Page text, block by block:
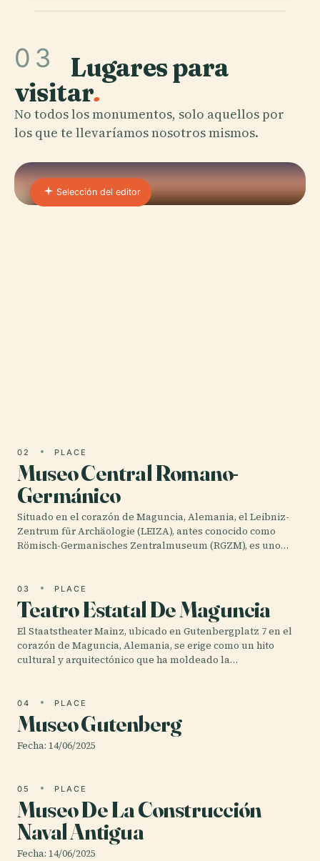
03 Lugares para
visitar.
No todos los monumentos, solo aquellos por
los que te llevaríamos nosotros mismos.
Selección del editor
02 PLACE
Museo Central Romano-
Germánico
Situado en el corazón de Maguncia, Alemania, el Leibniz-
Zentrum für Archäologie (LEIZA), antes conocido como
Römisch-Germanisches Zentralmuseum (RGZM), es uno…
03 PLACE
Teatro Estatal De Maguncia
El Staatstheater Mainz, ubicado en Gutenbergplatz 7 en el
corazón de Maguncia, Alemania, se erige como un hito
cultural y arquitectónico que ha moldeado la…
04 PLACE
Museo Gutenberg
Fecha: 14/06/2025
05 PLACE
Museo De La Construcción
Naval Antigua
Fecha: 14/06/2025